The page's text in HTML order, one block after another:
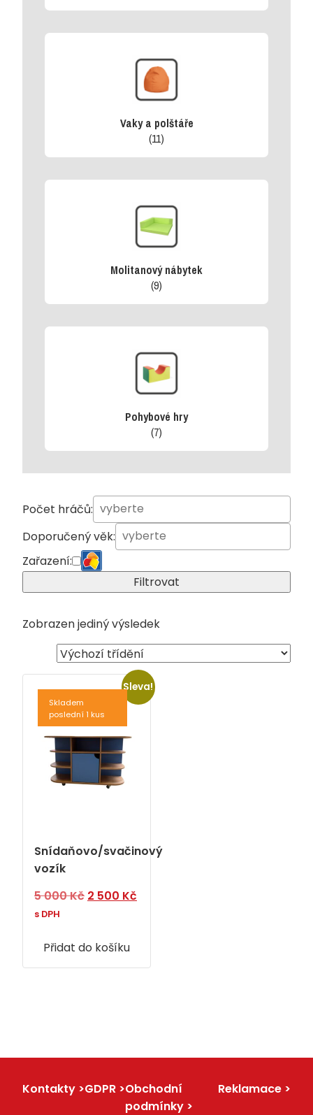
Vaky a polštáře
(11)
Molitanový nábytek
(9)
Pohybové hry
(7)
Počet hráčů:
Doporučený věk:
Zařazení:
Filtrovat
Zobrazen jediný výsledek
Sleva!
Skladem
poslední 1 kus
Snídaňovo/svačinový
vozík
5 000Kč Původní
5
000 Kč.
2 500 Kč
500 Kč.
s DPH
Přidat do košíku
Kontakty GDPR
Obchodní
podmínky
Reklamace